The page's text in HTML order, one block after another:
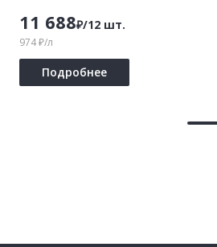
11 688₽/12 шт.
974 ₽/л
Подробнее